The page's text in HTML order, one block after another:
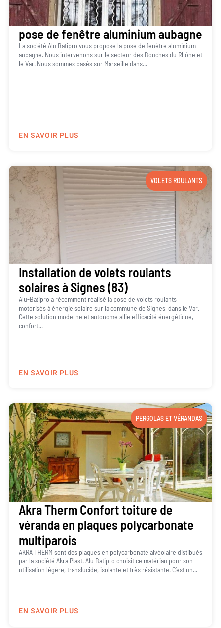
pose de fenêtre aluminium aubagne
La société Alu Batipro vous propose la pose de fenêtre aluminium
aubagne. Nous intervenons sur le secteur des Bouches du Rhône et
le Var. Nous sommes basés sur Marseille dans...
EN SAVOIR PLUS
VOLETS ROULANTS
Installation de volets roulants
solaires à Signes (83)
Alu-Batipro a récemment réalisé la pose de volets roulants
motorisés à énergie solaire sur la commune de Signes, dans le Var.
Cette solution moderne et autonome allie efficacité énergétique,
confort...
EN SAVOIR PLUS
PERGOLAS ET VÉRANDAS
Akra Therm Confort toiture de
véranda en plaques polycarbonate
multiparois
AKRA THERM sont des plaques en polycarbonate alvéolaire distibués
par la société Akra Plast. Alu Batipro choisit ce matériau pour son
utilisation légère, translucide, isolante et très résistante. C’est un...
EN SAVOIR PLUS